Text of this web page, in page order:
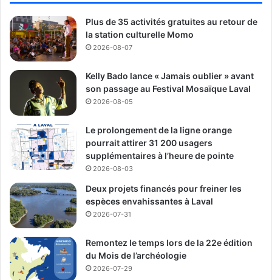
leCentre de protection de l’enfance et de la
jeunesse de Laval;
lescentres de réadaptation en dépendance
déficience intellectuelle et troubles envahissants
du développement.
Le CISSS de Laval est également un milieu
d’enseignement et de recherche, affilié à l’Université de
Montréal et à l’Université McGill.
Média Laval
Plus de 35 activités gratuites au retour de
la station culturelle Momo
2026-08-07
Kelly Bado lance « Jamais oublier » avant
son passage au Festival Mosaïque Laval
2026-08-05
Le prolongement de la ligne orange
pourrait attirer 31 200 usagers
supplémentaires à l’heure de pointe
2026-08-03
Deux projets financés pour freiner les
espèces envahissantes à Laval
2026-07-31
Remontez le temps lors de la 22e édition
du Mois de l’archéologie
2026-07-29